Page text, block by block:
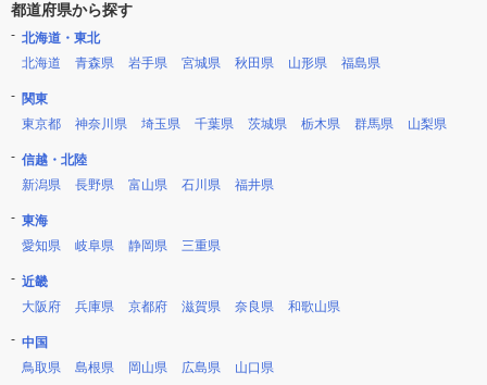
都道府県から探す
北海道・東北
北海道
青森県 岩手県 宮城県 秋田県 山形県 福島県
関東
東京都
神奈川県 埼玉県 千葉県 茨城県 栃木県 群馬県 山梨県
信越・北陸
新潟県
長野県 富山県 石川県 福井県
東海
愛知県
岐阜県 静岡県 三重県
近畿
大阪府
兵庫県 京都府 滋賀県 奈良県 和歌山県
中国
鳥取県
島根県 岡山県 広島県 山口県